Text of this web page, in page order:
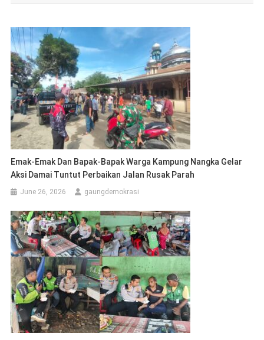
Emak-Emak Dan Bapak-Bapak Warga Kampung Nangka Gelar
Aksi Damai Tuntut Perbaikan Jalan Rusak Parah
June 26, 2026 gaungdemokrasi